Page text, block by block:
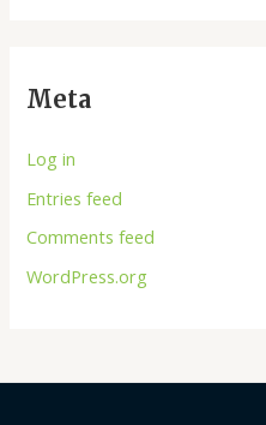
Meta
Log in
Entries feed
Comments feed
WordPress.org